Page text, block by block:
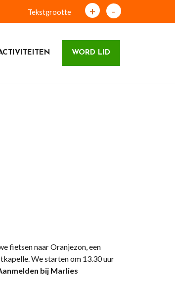
Tekstgrootte + -
WORD LID
fietsen naar Oranjezon, een
We starten om 13.30 uur
bij Marlies